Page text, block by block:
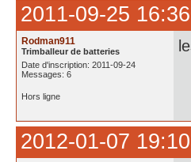
2011-09-25
Rodman911
Trimballeur de batteries
Date d'inscription: 2011-09-24
Messages: 6
Hors ligne
2012-01-07